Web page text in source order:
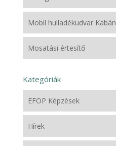
Mobil hulladékudvar Kabán
Mosatási értesítő
Kategóriák
EFOP Képzések
Hírek